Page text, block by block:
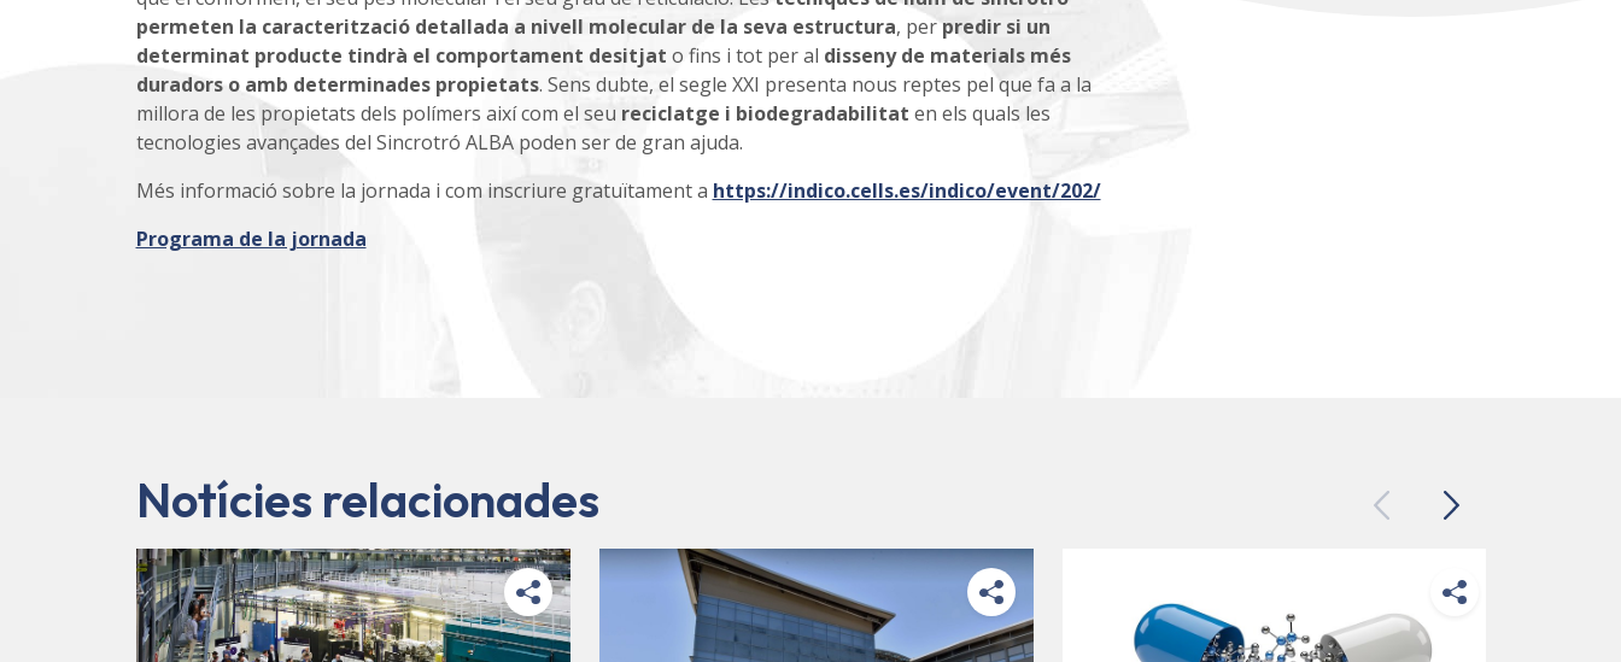
permeten la caracterització detallada a nivell molecular de la seva estructura, perpredir si un
determinat producte tindrà el comportament desitjat o fins i tot per al disseny de materials més
duradors o amb determinades propietats. Sens dubte, el segle XXI presenta nous reptes pel que fa a la
millora de les propietats dels polímers així com el seu reciclatge i biodegradabilitat en els quals les
tecnologies avançades del Sincrotró ALBA poden ser de gran ajuda.
Més informació sobre la jornada i com inscriure gratuïtament a https://indico.cells.es/indico/event/202/
Programa de la jornada
Notícies relacionades PreviousNext